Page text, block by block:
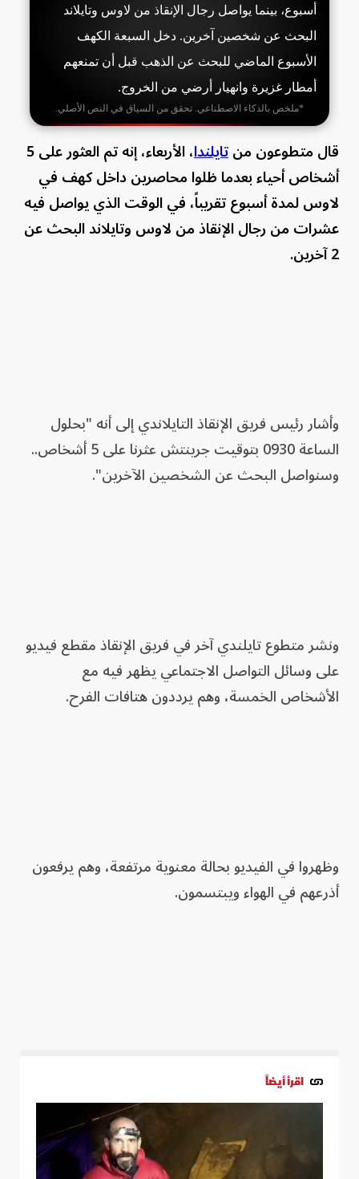
أسبوع، بينما يواصل رجال الإنقاذ من لاوس وتايلاند
البحث عن شخصين آخرين. دخل السبعة الكهف
الأسبوع الماضي للبحث عن الذهب قبل أن تمنعهم
أمطار غزيرة وانهيار أرضي من الخروج.
*ملخص بالذكاء الاصطناعي. تحقق من السياق في النص الأصلي.
قال متطوعون ​منتايلندا
، الأربعاء، إنه تم العثور على 5
أشخاص أحياء بعدما ظلوا محاصرين داخل ⁠كهف في
لاوس ‌لمدة أسبوع تقريباً، في الوقت الذي يواصل فيه
عشرات من ​رجال الإنقاذ من ⁠لاوس وتايلاند البحث عن
2 آخرين.
وأشار رئيس فريق الإنقاذ ⁠التايلاندي إلى أنه "بحلول
الساعة 0930 بتوقيت جرينتش عثرنا على 5 أشخاص..
وسنواصل البحث عن الشخصين الآخرين".
ونشر متطوع تايلندي ​آخر في فريق الإنقاذ مقطع فيديو
على وسائل التواصل الاجتماعي يظهر فيه مع
الأشخاص الخمسة، وهم يرددون هتافات الفرح.
وظهروا ⁠في الفيديو بحالة معنوية مرتفعة، وهم ​يرفعون ​
أذرعهم في الهواء ويبتسمون.
اقرأ أيضاً